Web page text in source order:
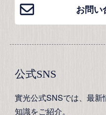
お問い
公式SNS
實光公式SNSでは、最
知識をご紹介。